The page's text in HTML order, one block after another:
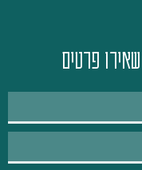
פרטים